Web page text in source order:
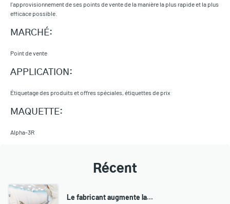
l'approvisionnement de ses points de vente de la manière la plus rapide et la plus
efficace possible.
MARCHÉ:
Point de vente
APPLICATION:
Étiquetage des produits et offres spéciales, étiquettes de prix
MAQUETTE:
Alpha-3R
Récent
Le fabricant augmente la…